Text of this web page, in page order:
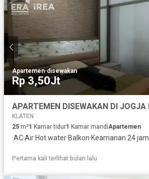
Apartemen·disewakan
Rp 3,50Jt
KLATEN
25 m²1 Kamar tidur1 Kamar mandiApartemen
·AC·Air·Hot water·Balkon·Keamanan 24 jam
Pertama kali terlihat bulan lalu